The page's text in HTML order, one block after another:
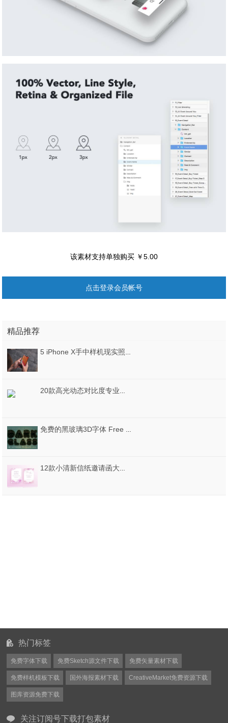
该素材支持单独购买 ￥5.00
点击登录会员帐号
精品推荐
5 iPhone X手中样机现实照片。，5个iPhone X手中的样机
20款高光动态对比度专业摄影LR预设 HDR Studio Vol.2 20 Lightroom Presets
免费的黑玻璃3D字体 Free Dark Glass 3D Lettering
12款小清新信纸邀请函大理石底纹纹理AI格式
热门标签
免费字体下载 免费Sketch源文件下载 免费矢量素材下载
免费样机模板下载 国外海报素材下载 CreativeMarket免费资源下载
图库资源免费下载
关注订阅号下载打包素材